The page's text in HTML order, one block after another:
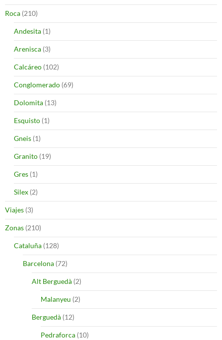
Roca (210)
Andesita (1)
Arenisca (3)
Calcáreo (102)
Conglomerado (69)
Dolomita (13)
Esquisto (1)
Gneis (1)
Granito (19)
Gres (1)
Silex (2)
Viajes (3)
Zonas (210)
Cataluña (128)
Barcelona (72)
Alt Berguedà (2)
Malanyeu (2)
Berguedà (12)
Pedraforca (10)